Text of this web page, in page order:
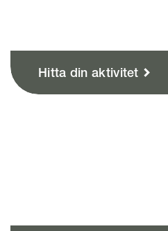
Hitta din aktivitet